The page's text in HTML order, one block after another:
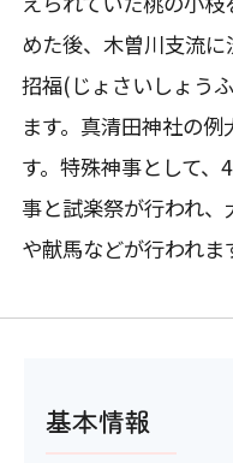
めた後、木曽川支流
招福(じょさいしょう
ます。真清田神社の
す。特殊神事として
事と試楽祭が行われ
や献馬などが行われま
基本情報